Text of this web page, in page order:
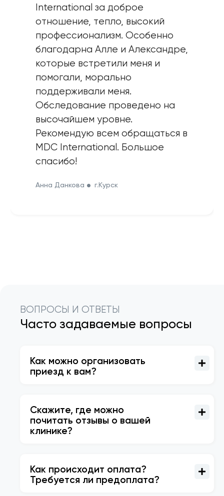
International за доброе
отношение, тепло, высокий
профессионализм. Особенно
благодарна Алле и Александре,
которые встретили меня и
помогали, морально
поддерживали меня.
Обследование проведено на
высочайшем уровне.
Рекомендую всем обращаться в
MDC International. Большое
спасибо!
Анна Данкова г.Курск
ВОПРОСЫ И ОТВЕТЫ
Часто задаваемые вопросы
Как можно организовать
приезд к вам?
Скажите, где можно
почитать отзывы о вашей
клинике?
Как происходит оплата?
Требуется ли предоплата?